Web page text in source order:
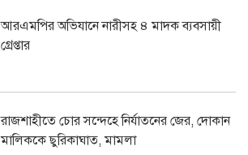
আরএমপির অভিযানে নারীসহ ৪ মাদক ব্যবসায়ী
গ্রেপ্তার
রাজশাহীতে চোর সন্দেহে নির্যাতনের জের, দোকান
মালিককে ছুরিকাঘাত, মামলা